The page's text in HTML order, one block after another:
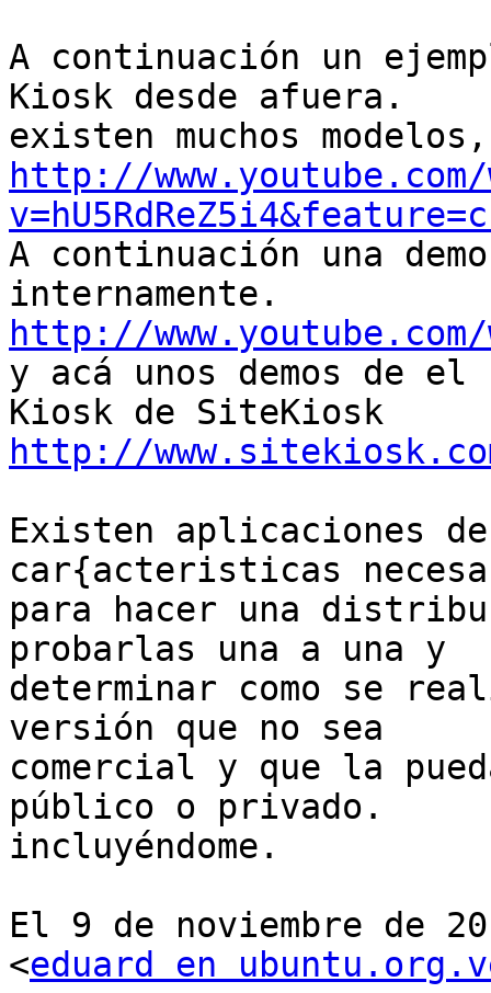
A continuación un
Kiosk desde afuera.
http://www.youtube.com/
A continuación una
http://www.youtube.com/
y acá unos demos de
http://
Existen aplicaciones
car{acteristicas
para hacer una
probarlas una a una y
determinar como se
versión que no sea
comercial y que la
público o privado.
incluyéndome.
El 9 de noviembre de
<eduard en